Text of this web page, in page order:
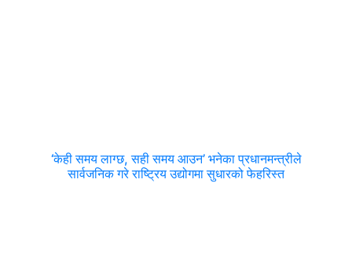
‘केही समय लाग्छ, सही समय आउन’ भनेका प्रधानमन्त्रीले
सार्वजनिक गरे राष्ट्रिय उद्योगमा सुधारको फेहरिस्त